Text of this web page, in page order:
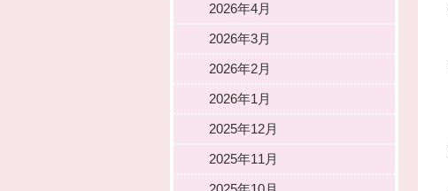
2026年4月
2026年3月
2026年2月
2026年1月
2025年12月
2025年11月